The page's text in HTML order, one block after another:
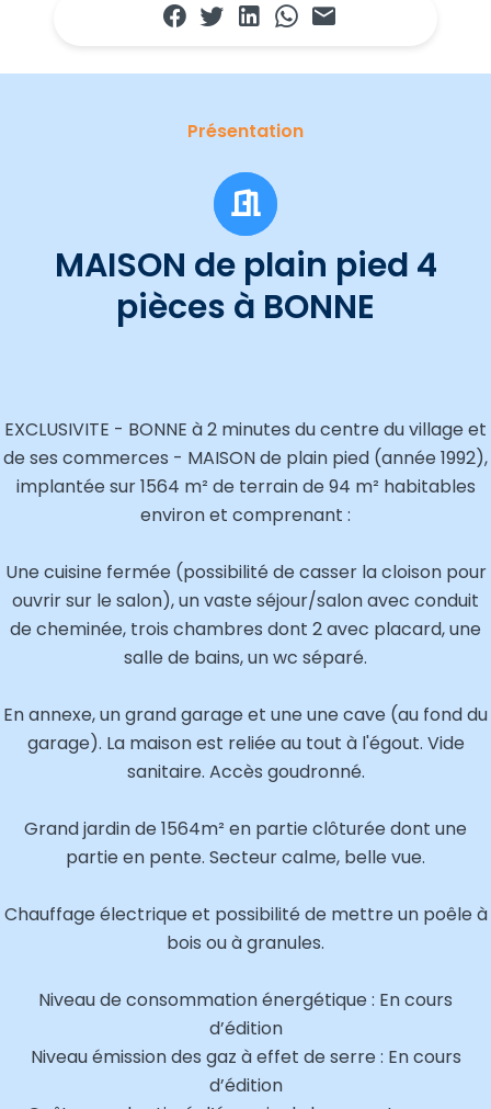
Présentation
MAISON de plain pied 4
pièces à BONNE
EXCLUSIVITE - BONNE à 2 minutes du centre du village et
de ses commerces - MAISON de plain pied (année 1992),
implantée sur 1564 m² de terrain de 94 m² habitables
environ et comprenant :
Une cuisine fermée (possibilité de casser la cloison pour
ouvrir sur le salon), un vaste séjour/salon avec conduit
de cheminée, trois chambres dont 2 avec placard, une
salle de bains, un wc séparé.
En annexe, un grand garage et une une cave (au fond du
garage). La maison est reliée au tout à l'égout. Vide
sanitaire. Accès goudronné.
Grand jardin de 1564m² en partie clôturée dont une
partie en pente. Secteur calme, belle vue.
Chauffage électrique et possibilité de mettre un poêle à
bois ou à granules.
Niveau de consommation énergétique : En cours
d’édition
Niveau émission des gaz à effet de serre : En cours
d’édition